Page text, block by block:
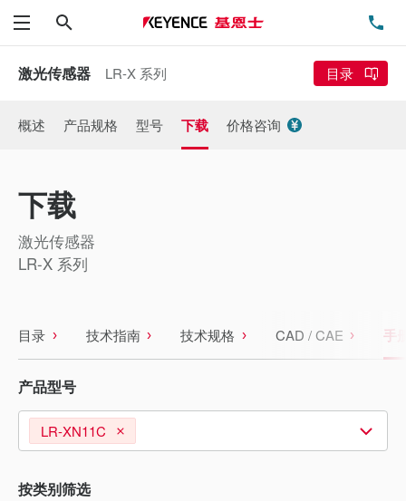
菜单
激光传感器 LR-X 系列 目录
概述 产品规格 型号 下载 价格咨询
下载
激光传感器
LR-X 系列
目录 技术指南 技术规格 CAD / CAE 手
产品型号
LR-XN11C
按类别筛选